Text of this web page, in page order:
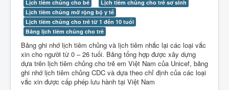
VietNam
Liên Hệ
Lịch tiêm chủng cho bé
Lịch tiêm chủng cho trẻ sơ sinh
Lịch tiêm chủng mở rộng bộ y tế
Lịch tiêm chủng cho trẻ từ 1 đến 10 tuổi
Bảng lịch tiêm chủng cho trẻ
Bảng ghi nhớ lịch tiêm chủng và lịch tiêm nhắc lại các loại vắc
xin cho người từ 0 – 26 tuổi. Bảng tổng hợp được xây dựng
dựa trên lịch tiêm chủng cho trẻ em Việt Nam của Unicef, bảng
ghi nhớ lịch tiêm chủng CDC và dựa theo chỉ định của các loại
vắc xin được cấp phép lưu hành tại Việt Nam